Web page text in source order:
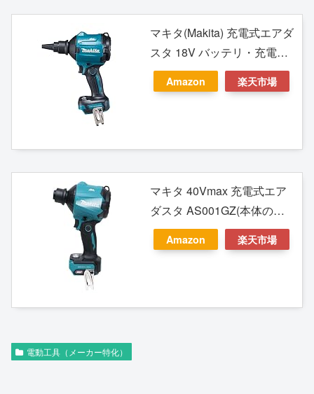
マキタ(Makita) 充電式エアダ
スタ 18V バッテリ・充電
器・ケース別売 AS180DZ
Amazon 楽天市場
マキタ 40Vmax 充電式エア
ダスタ AS001GZ(本体のみ)
バッテリ・充電器別売 （柴
商アクセサリ収納ポーチ
Amazon 楽天市場
電動工具（メーカー特化）